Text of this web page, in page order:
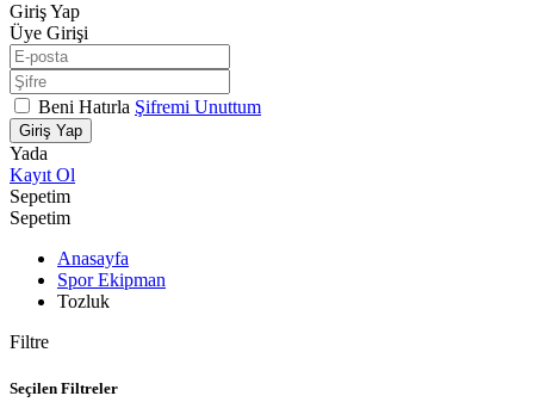
Giriş Yap
Üye Girişi
Beni Hatırla Şifremi Unuttum
Giriş Yap
Yada
Kayıt Ol
Sepetim
Sepetim
Anasayfa
Spor Ekipman
Tozluk
Filtre
Seçilen Filtreler